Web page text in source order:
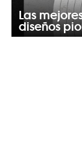
Las
diseños